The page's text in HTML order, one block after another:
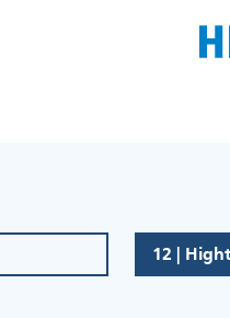
12 |